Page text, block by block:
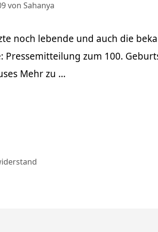
von Sahanya
noch lebende und auch die
Pressemitteilung zum 100.
Mehr zu …